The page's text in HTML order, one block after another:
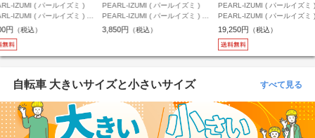
IZUMI ( パールイズミ )
IZUMI ( パールイズミ ) ノ
ーブインナー 161 アイスポ
L
円 （税込）
PEARL-IZUMI ( パールイズミ )
PEARL-IZUMI ( パールイズミ ) ネ
ックウェア 482 アイスポーラー
3,850円 （税込）
PEARL-IZUMI ( パールイズミ
PEARL-IZUMI ( パールイズミ
ブショーツ T260-3DR アイス
3L
19,250円 （税込）
自転車 大きいサイズと小さいサイズ すべて見る